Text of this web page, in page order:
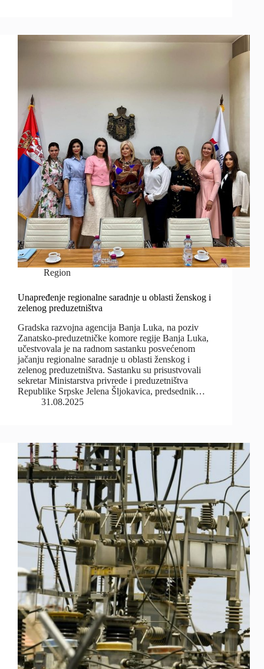
Region
Unapređenje regionalne saradnje u oblasti ženskog i
zelenog preduzetništva
Gradska razvojna agencija Banja Luka, na poziv
Zanatsko-preduzetničke komore regije Banja Luka,
učestvovala je na radnom sastanku posvećenom
jačanju regionalne saradnje u oblasti ženskog i
zelenog preduzetništva. Sastanku su prisustvovali
sekretar Ministarstva privrede i preduzetništva
Republike Srpske Jelena Šljokavica, predsednik…
31.08.2025